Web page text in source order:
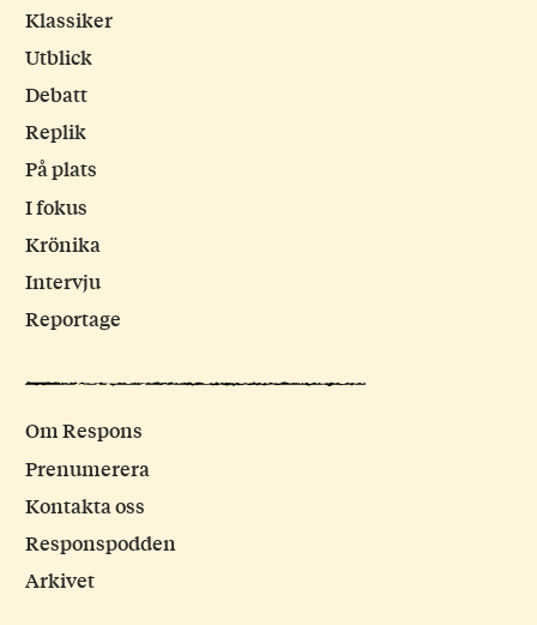
Klassiker
Utblick
Debatt
Replik
På plats
I fokus
Krönika
Intervju
Reportage
Om Respons
Prenumerera
Kontakta oss
Responspodden
Arkivet